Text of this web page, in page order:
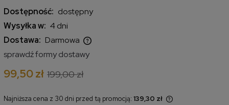
Dostępność: dostępny
Wysyłka w: 4 dni
Dostawa: Darmowa
Cena nie zawiera ewentualnych kosztów płatności
sprawdź formy dostawy
99,50 zł 199,00 zł
Najniższa cena z 30 dni przed tą promocją: 139,30 zł